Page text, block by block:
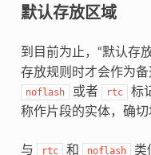
默认存放区域
到目前为止，“默认存
存放规则时才会作为备
noflash 或者 rtc
标
称作片段的实体，确切
与 rtc 和 noflash 类